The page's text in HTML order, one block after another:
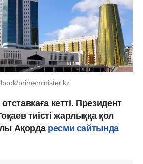
primeminister.kz
отставкаға кетті. Президент
тиісті жарлыққа қол
Ақорда ресми сайтында